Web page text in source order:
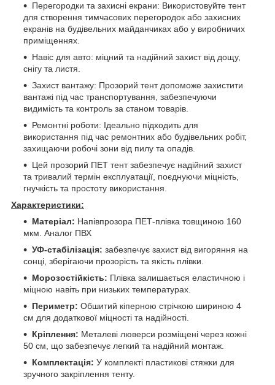
Перегородки та захисні екрани: Використовуйте тент
для створення тимчасових перегородок або захисних
екранів на будівельних майданчиках або у виробничих
приміщеннях.
Навіс для авто: міцний та надійний захист від дощу,
снігу та листя.
Захист вантажу: Прозорий тент допоможе захистити
вантажі під час транспортування, забезпечуючи
видимість та контроль за станом товарів.
Ремонтні роботи: Ідеально підходить для
використання під час ремонтних або будівельних робіт,
захищаючи робочі зони від пилу та опадів.
Цей прозорий ПЕТ тент забезпечує надійний захист
та тривалий термін експлуатації, поєднуючи міцність,
гнучкість та простоту використання.
Характеристики:
Матеріал: Напівпрозора ПЕТ-плівка товщиною 160
мкм. Аналог ПВХ
УФ-стабілізація: забезпечує захист від вигоряння на
сонці, зберігаючи прозорість та якість плівки.
Морозостійкість: Плівка залишається еластичною і
міцною навіть при низьких температурах.
Периметр: Обшитий кіперною стрічкою шириною 4
см для додаткової міцності та надійності.
Кріплення: Металеві люверси розміщені через кожні
50 см, що забезпечує легкий та надійний монтаж.
Комплектація: У комплекті пластикові стяжки для
зручного закріплення тенту.